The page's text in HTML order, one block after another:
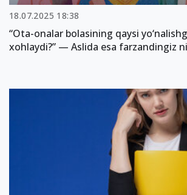
18.07.2025 18:38
“Ota-onalar bolasining qaysi
xohlaydi?” — Aslida esa farzandingiz